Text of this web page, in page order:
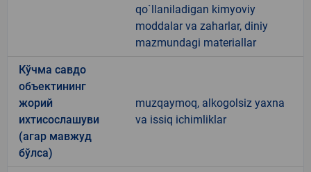
qo`llaniladigan kimyoviy
moddalar va zaharlar, diniy
mazmundagi materiallar
Кўчма савдо
объектининг
жорий
ихтисослашуви
(агар мавжуд
бўлса)
muzqaymoq, alkogolsiz yaxna
va issiq ichimliklar